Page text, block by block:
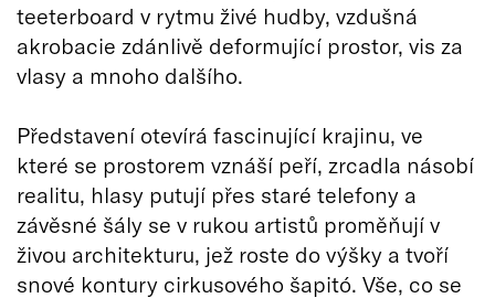
teeterboard v rytmu živé hudby, vzdušná
akrobacie zdánlivě deformující prostor, vis za
vlasy a mnoho dalšího.
Představení otevírá fascinující krajinu, ve
které se prostorem vznáší peří, zrcadla násobí
realitu, hlasy putují přes staré telefony a
závěsné šály se v rukou artistů proměňují v
živou architekturu, jež roste do výšky a tvoří
snové kontury cirkusového šapitó. Vše, co se